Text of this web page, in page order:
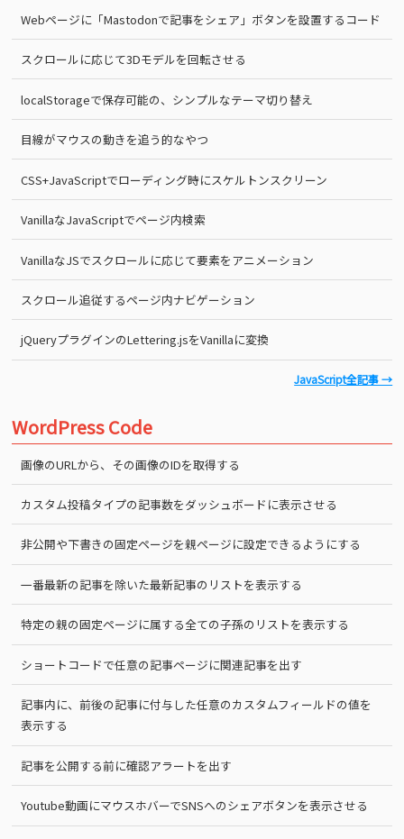
Webページに「Mastodonで記事をシェア」ボタンを設置するコード
スクロールに応じて3Dモデルを回転させる
localStorageで保存可能の、シンプルなテーマ切り替え
目線がマウスの動きを追う的なやつ
CSS+JavaScriptでローディング時にスケルトンスクリーン
VanillaなJavaScriptでページ内検索
VanillaなJSでスクロールに応じて要素をアニメーション
スクロール追従するページ内ナビゲーション
jQueryプラグインのLettering.jsをVanillaに変換
JavaScript全記事 →
WordPress Code
画像のURLから、その画像のIDを取得する
カスタム投稿タイプの記事数をダッシュボードに表示させる
非公開や下書きの固定ページを親ページに設定できるようにする
一番最新の記事を除いた最新記事のリストを表示する
特定の親の固定ページに属する全ての子孫のリストを表示する
ショートコードで任意の記事ページに関連記事を出す
記事内に、前後の記事に付与した任意のカスタムフィールドの値を
表示する
記事を公開する前に確認アラートを出す
Youtube動画にマウスホバーでSNSへのシェアボタンを表示させる